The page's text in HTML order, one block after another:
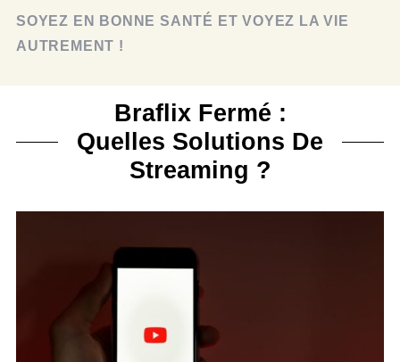
SOYEZ EN BONNE SANTÉ ET VOYEZ LA VIE
AUTREMENT !
Braflix Fermé :
Quelles Solutions De
Streaming ?